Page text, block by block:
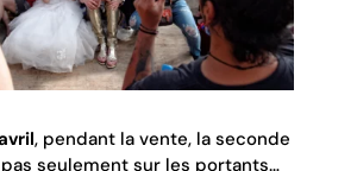
, pendant la vente, la seconde
seulement sur les portants…